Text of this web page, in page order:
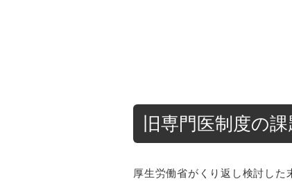
旧専門医制度の
厚生労働省がくり返し検討し